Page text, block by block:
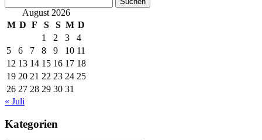
nach:August 2026
M D F S S M D
1
2 3
4
5
6 7 8 9 10 11
12 13 14 15 16 17 18
19 20 21 22 23 24 25
26 27 28 29 30 31
« Juli
Kategorien